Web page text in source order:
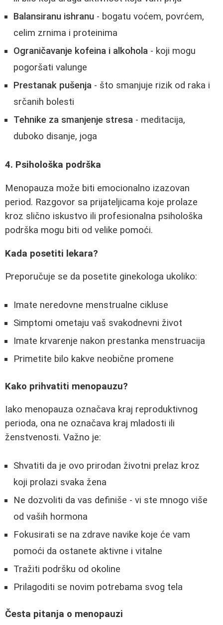
Balansiranu ishranu - bogatu voćem, povrćem,
celim zrnima i proteinima
Ograničavanje kofeina i alkohola - koji mogu
pogoršati valunge
Prestanak pušenja - što smanjuje rizik od raka i
srčanih bolesti
Tehnike za smanjenje stresa - meditacija,
duboko disanje, joga
4. Psihološka podrška
Menopauza može biti emocionalno izazovan
period. Razgovor sa prijateljicama koje prolaze
kroz slično iskustvo ili profesionalna psihološka
podrška mogu biti od velike pomoći.
Kada posetiti lekara?
Preporučuje se da posetite ginekologa ukoliko:
Imate neredovne menstrualne cikluse
Simptomi ometaju vaš svakodnevni život
Imate krvarenje nakon prestanka menstruacija
Primetite bilo kakve neobične promene
Kako prihvatiti menopauzu?
Iako menopauza označava kraj reproduktivnog
perioda, ona ne označava kraj mladosti ili
ženstvenosti. Važno je:
Shvatiti da je ovo prirodan životni prelaz kroz
koji prolazi svaka žena
Ne dozvoliti da vas definiše - vi ste mnogo više
od vaših hormona
Fokusirati se na zdrave navike koje će vam
pomoći da ostanete aktivne i vitalne
Tražiti podršku od okoline
Prilagoditi se novim potrebama svog tela
Česta pitanja o menopauzi